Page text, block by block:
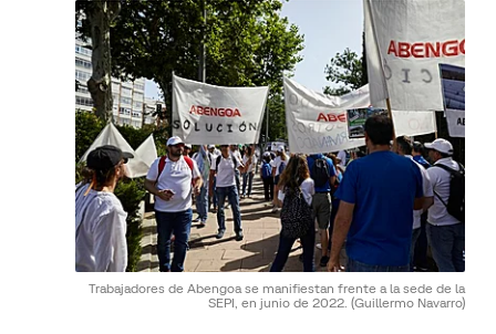
Trabajadores de Abengoa se manifiestan frente a la sede de la
SEPI, en junio de 2022. (Guillermo Navarro)